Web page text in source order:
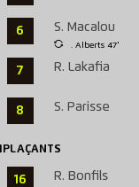
6 S. Macalou
. Alberts 47'
7 R. Lakafia
8 S. Parisse
16 R. Bonfils